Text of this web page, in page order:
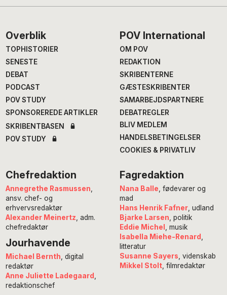
Footer
Overblik
TOPHISTORIER
SENESTE
DEBAT
PODCAST
POV STUDY
SPONSOREREDE ARTIKLER
SKRIBENTBASEN
POV STUDY
POV International
OM POV
REDAKTION
SKRIBENTERNE
GÆSTESKRIBENTER
SAMARBEJDSPARTNERE
DEBATREGLER
BLIV MEDLEM
HANDELSBETINGELSER
COOKIES & PRIVATLIV
Chefredaktion
Annegrethe Rasmussen
ansv. chef- og
erhvervsredaktør
Alexander Meinertz , adm.
chefredaktør
Jourhavende
Michael Bernth , digital
redaktør
Anne Juliette Ladegaard
redaktionschef
Fagredaktion
Nana Balle , fødevarer og
mad
Hans Henrik Fafner, udland
Bjarke Larsen , politik
Eddie Michel
, musik
Isabella Miehe-Renard
litteratur
Susanne Sayers , videnskab
Mikkel Stolt, filmredaktør